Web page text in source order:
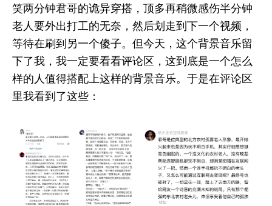
笑两分钟君哥的诡异穿搭，顶多再稍微感伤半分钟
老人要外出打工的无奈，然后划走到下一个视频，
等待在刷到另一个傻子。但今天，这个背景音乐留
下了我，我一定要看看评论区，这到底是一个怎么
样的人值得搭配上这样的背景音乐。于是在评论区
里我看到了这些：